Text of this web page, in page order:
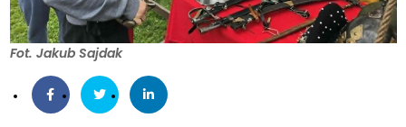
Fot. Jakub Sajdak